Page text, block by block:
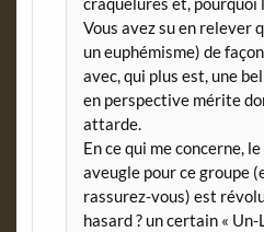
Vous avez su en relever
un euphémisme) de
avec, qui plus est, une
en perspective mérite
attarde.
En ce qui me concerne,
aveugle pour ce groupe
rassurez-vous) est
hasard ? un certain «